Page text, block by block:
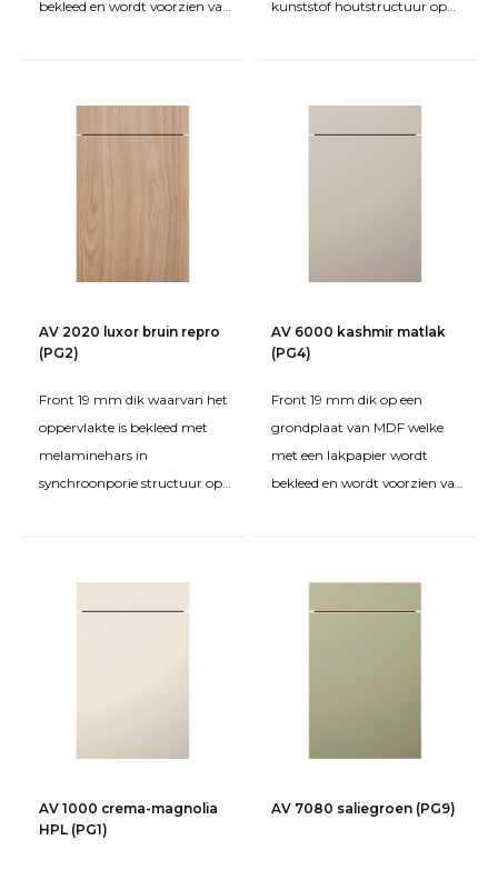
bekleed en wordt voorzien van
kunststof houtstructuur op
AV 2020 luxor bruin repro
(PG2)
Front 19 mm dik waarvan het
oppervlakte is bekleed met
melaminehars in
synchroonporie structuur op
AV 6000 kashmir matlak
(PG4)
Front 19 mm dik op een
grondplaat van MDF welke
met een lakpapier wordt
bekleed en wordt voorzien van
AV 1000 crema-magnolia
HPL (PG1)
AV 7080 saliegroen (PG9)